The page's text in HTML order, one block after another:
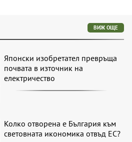
ВИЖ ОЩЕ
Японски изобретател превръща
почвата в източник на
електричество
Колко отворена е България към
световната икономика отвъд ЕС?